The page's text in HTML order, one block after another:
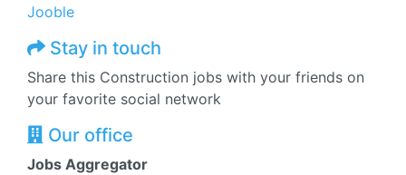
Jooble
Stay in touch
Share this Construction jobs with your friends on
your favorite social network
Our office
Jobs Aggregator